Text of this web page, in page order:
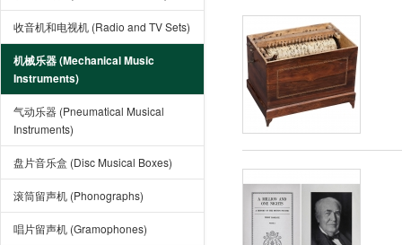
收音机和电视机 (Radio and TV Sets)
机械乐器 (Mechanical Music
Instruments)
气动乐器 (Pneumatical Musical
Instruments)
盘片音乐盒 (Disc Musical Boxes)
滚筒留声机 (Phonographs)
唱片留声机 (Gramophones)